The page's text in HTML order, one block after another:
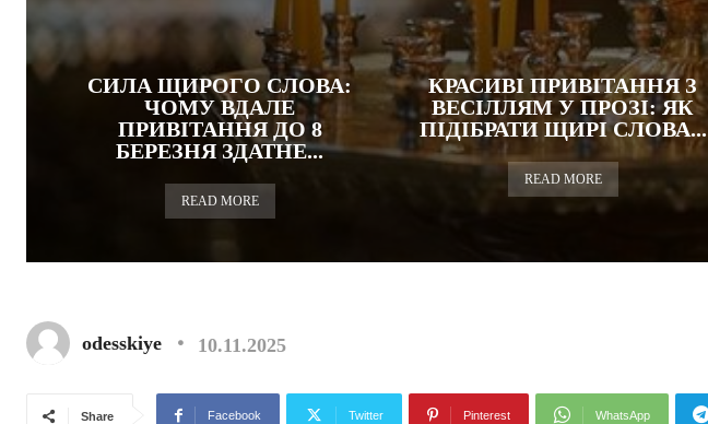
СИЛА ЩИРОГО СЛОВА:
ЧОМУ ВДАЛЕ
ПРИВІТАННЯ ДО 8
БЕРЕЗНЯ ЗДАТНЕ...
READ MORE
КРАСИВІ ПРИВІТАННЯ З
ВЕСІЛЛЯМ У ПРОЗІ: ЯК
ПІДІБРАТИ ЩИРІ СЛОВА...
READ MORE
odesskiye 10.11.2025
Share Facebook Twitter Pinterest WhatsApp